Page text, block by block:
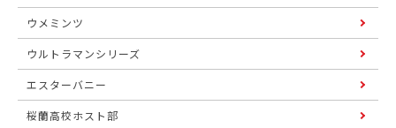
ウメミンツ
ウルトラマンシリーズ
エスターバニー
桜蘭高校ホスト部